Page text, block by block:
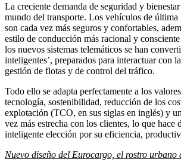
La creciente demanda de seguridad y
mundo del transporte. Los vehículos de última
son cada vez más seguros y confortables,
estilo de conducción más racional y
los nuevos sistemas telemáticos se han
inteligentes’, preparados para interactuar con
gestión de flotas y de control del tráfico.
Todo ello se adapta perfectamente a los
tecnología, sostenibilidad, reducción de los
explotación (TCO, en sus siglas en inglés) y
vez más estrecha con los clientes, lo que hace
inteligente elección por su eficiencia,
Nuevo diseño del Eurocargo, el rostro urbano